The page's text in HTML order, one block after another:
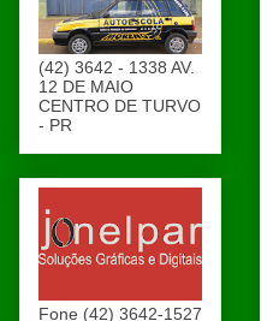
(42) 3642 - 1338 AV.
12 DE MAIO
CENTRO DE TURVO
- PR
Fone (42) 3642-1527